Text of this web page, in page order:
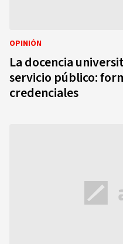
OPINIÓN
La docencia
servicio público:
credenciales